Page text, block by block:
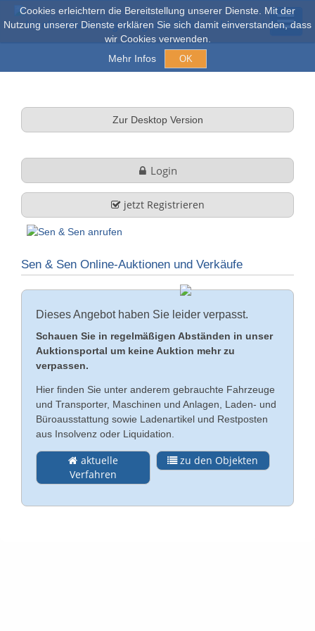
Cookies erleichtern die Bereitstellung unserer Dienste. Mit der
Nutzung unserer Dienste erklären Sie sich damit einverstanden, dass
wir Cookies verwenden.
Mehr Infos
OK
Stöbern
Firmenprofil
Kontakt
Datenschutz
Rechtliche Hinweise
AGB
FAQ
English
Türkçe
Zur Desktop Version
Login
jetzt Registrieren
Sen & Sen Online-Auktionen und Verkäufe
Dieses Angebot haben Sie leider verpasst.
Schauen Sie in regelmäßigen Abständen in unser
Auktionsportal um keine Auktion mehr zu
verpassen.
Hier finden Sie unter anderem gebrauchte Fahrzeuge
und Transporter, Maschinen und Anlagen, Laden- und
Büroausstattung sowie Ladenartikel und Restposten
aus Insolvenz oder Liquidation.
aktuelle
Verfahren
zu den Objekten